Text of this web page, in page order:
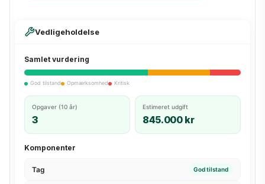
Vedligeholdelse
Samlet vurdering
God tilstand Opmærksomhed Kritisk
Opgaver (10 år)
3
Estimeret udgift
845.000 kr
Komponenter
Tag God tilstand